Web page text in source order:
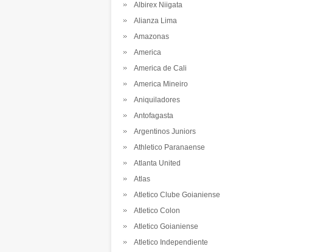
Albirex Niigata
Alianza Lima
Amazonas
America
America de Cali
America Mineiro
Aniquiladores
Antofagasta
Argentinos Juniors
Athletico Paranaense
Atlanta United
Atlas
Atletico Clube Goianiense
Atletico Colon
Atletico Goianiense
Atletico Independiente